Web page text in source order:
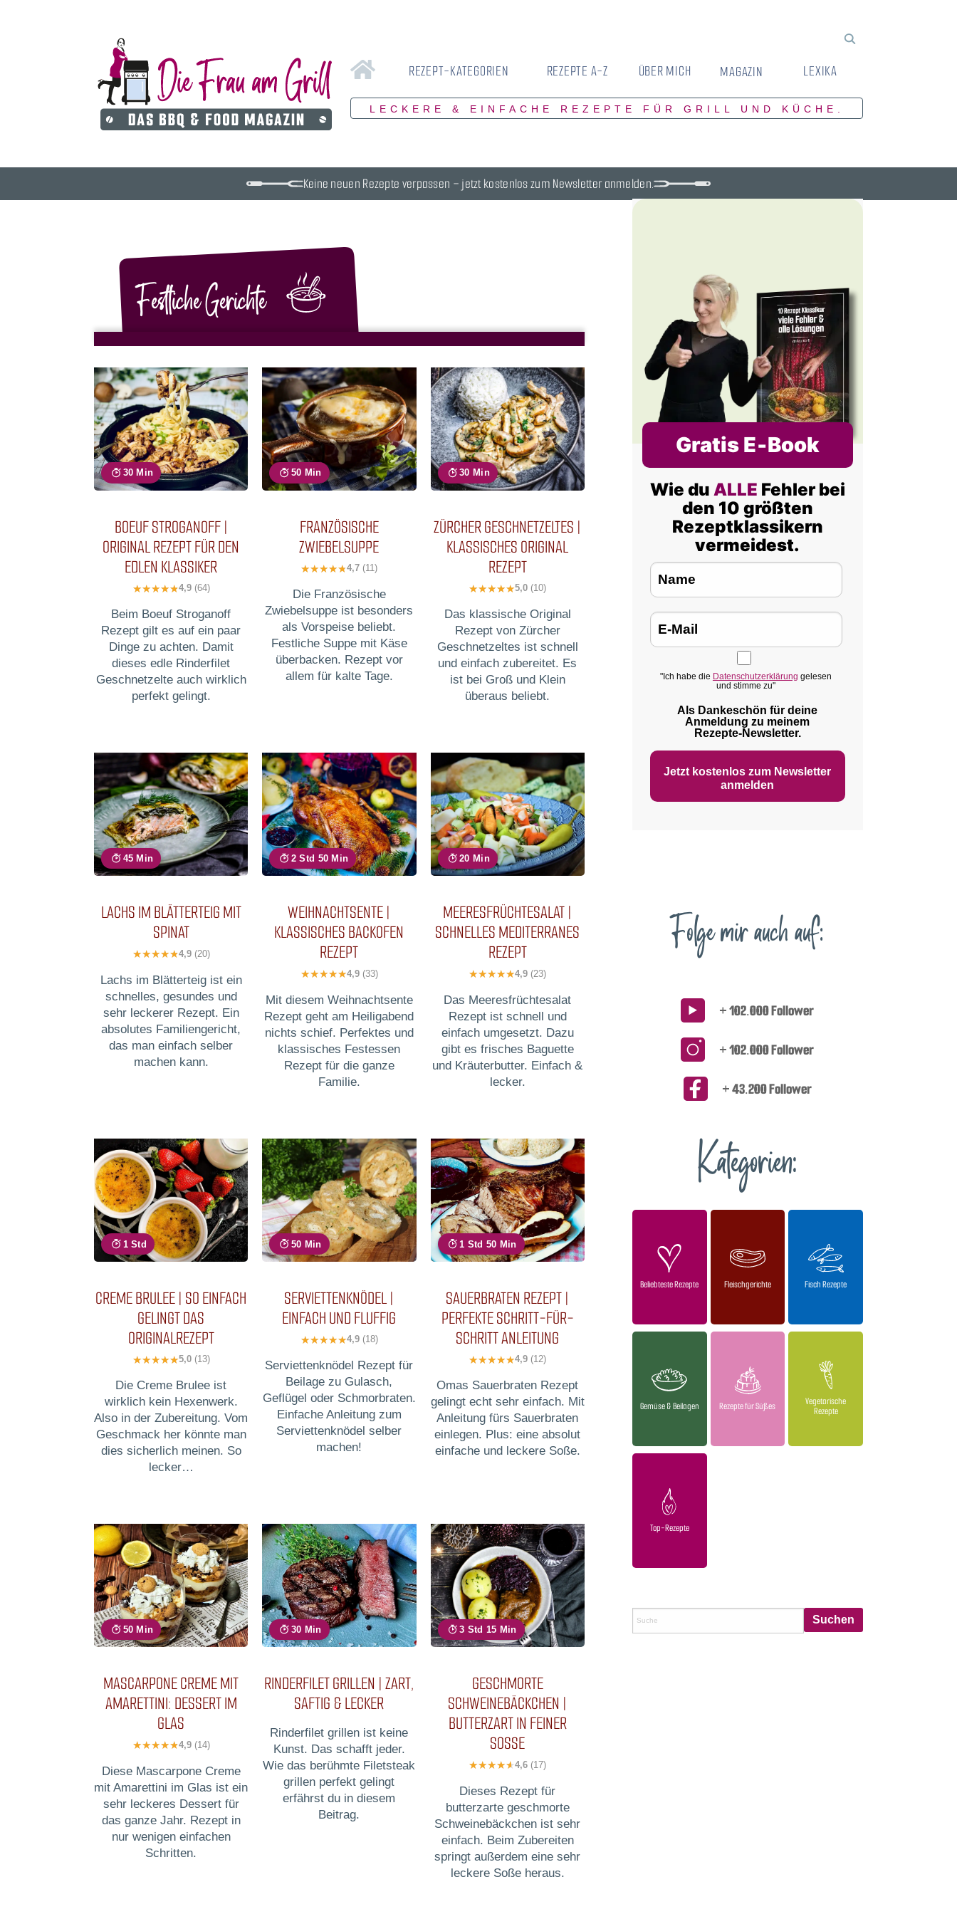
REZEPT-KATEGORIEN REZEPTE A-Z ÜBER MICH MAGAZIN LEXIKA
LECKERE & EINFACHE REZEPTE FÜR GRILL UND KÜCHE.
Keine neuen Rezepte verpassen – jetzt kostenlos zum Newsletter anmelden.
Festliche Gerichte
30 Min
BOEUF STROGANOFF |
ORIGINAL REZEPT FÜR DEN
EDLEN KLASSIKER
4,9 (64)
Beim Boeuf Stroganoff
Rezept gilt es auf ein paar
Dinge zu achten. Damit
dieses edle Rinderfilet
Geschnetzelte auch wirklich
perfekt gelingt.
50 Min
FRANZÖSISCHE
ZWIEBELSUPPE
4,7 (11)
Die Französische
Zwiebelsuppe ist besonders
als Vorspeise beliebt.
Festliche Suppe mit Käse
überbacken. Rezept vor
allem für kalte Tage.
30 Min
ZÜRCHER GESCHNETZELTES |
KLASSISCHES ORIGINAL
REZEPT
5,0 (10)
Das klassische Original
Rezept von Zürcher
Geschnetzeltes ist schnell
und einfach zubereitet. Es
ist bei Groß und Klein
überaus beliebt.
45 Min
LACHS IM BLÄTTERTEIG MIT
SPINAT
4,9 (20)
Lachs im Blätterteig ist ein
schnelles, gesundes und
sehr leckerer Rezept. Ein
absolutes Familiengericht,
das man einfach selber
machen kann.
2 Std 50 Min
WEIHNACHTSENTE |
KLASSISCHES BACKOFEN
REZEPT
4,9 (33)
Mit diesem Weihnachtsente
Rezept geht am Heiligabend
nichts schief. Perfektes und
klassisches Festessen
Rezept für die ganze
Familie.
20 Min
MEERESFRÜCHTESALAT |
SCHNELLES MEDITERRANES
REZEPT
4,9 (23)
Das Meeresfrüchtesalat
Rezept ist schnell und
einfach umgesetzt. Dazu
gibt es frisches Baguette
und Kräuterbutter. Einfach &
lecker.
1 Std
CREME BRULEE | SO EINFACH
GELINGT DAS
ORIGINALREZEPT
5,0 (13)
Die Creme Brulee ist
wirklich kein Hexenwerk.
Also in der Zubereitung. Vom
Geschmack her könnte man
dies sicherlich meinen. So
lecker…
50 Min
SERVIETTENKNÖDEL |
EINFACH UND FLUFFIG
4,9 (18)
Serviettenknödel Rezept für
Beilage zu Gulasch,
Geflügel oder Schmorbraten.
Einfache Anleitung zum
Serviettenknödel selber
machen!
1 Std 50 Min
SAUERBRATEN REZEPT |
PERFEKTE SCHRITT-FÜR-
SCHRITT ANLEITUNG
4,9 (12)
Omas Sauerbraten Rezept
gelingt echt sehr einfach. Mit
Anleitung fürs Sauerbraten
einlegen. Plus: eine absolut
einfache und leckere Soße.
50 Min
MASCARPONE CREME MIT
AMARETTINI: DESSERT IM
GLAS
4,9 (14)
Diese Mascarpone Creme
mit Amarettini im Glas ist ein
sehr leckeres Dessert für
das ganze Jahr. Rezept in
nur wenigen einfachen
Schritten.
30 Min
RINDERFILET GRILLEN | ZART,
SAFTIG & LECKER
Rinderfilet grillen ist keine
Kunst. Das schafft jeder.
Wie das berühmte Filetsteak
grillen perfekt gelingt
erfährst du in diesem
Beitrag.
3 Std 15 Min
GESCHMORTE
SCHWEINEBÄCKCHEN |
BUTTERZART IN FEINER
SOSSE
4,6 (17)
Dieses Rezept für
butterzarte geschmorte
Schweinebäckchen ist sehr
einfach. Beim Zubereiten
springt außerdem eine sehr
leckere Soße heraus.
Gratis E‑Book
Wie du ALLE Fehler bei
den 10 größten
Rezeptklassikern
vermeidest.
"Ich habe die Datenschutzerklärung gelesen
und stimme zu"
Als Dankeschön für deine
Anmeldung zu meinem
Rezepte‑Newsletter.
Jetzt kostenlos zum Newsletter
anmelden
Folge mir auch auf:
+ 102.000 Follower
+ 102.000 Follower
+ 43.200 Follower
Kategorien:
Beliebteste Rezepte Fleischgerichte Fisch Rezepte
Gemüse & Beilagen Rezepte für Süßes
Vegetarische
Rezepte
Top-Rezepte